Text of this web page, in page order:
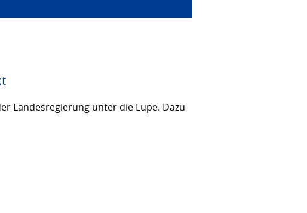
Landesregierung unter die Lupe. Dazu